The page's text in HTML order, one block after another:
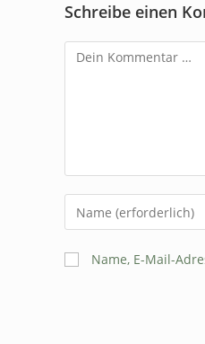
Schreibe einen
Name, E-Mail-